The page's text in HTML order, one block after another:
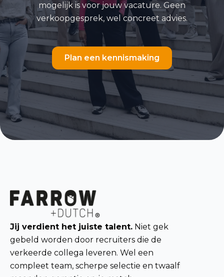
mogelijk is voor jouw vacature. Geen
verkoopgesprek, wel concreet advies.
Plan een kennismaking
Jij verdient het juiste talent. Niet gek
gebeld worden door recruiters die de
verkeerde collega leveren. Wel een
compleet team, scherpe selectie en twaalf